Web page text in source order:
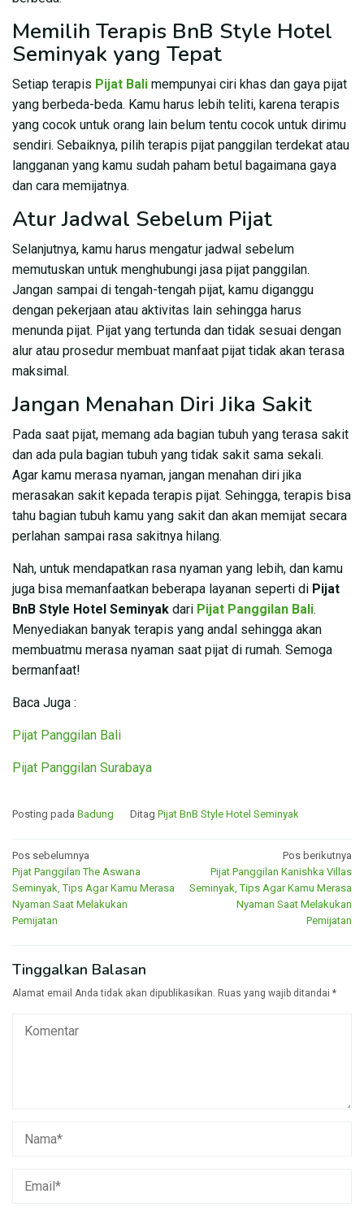
Memilih Terapis BnB Style Hotel
Seminyak yang Tepat
Setiap terapis Pijat Bali mempunyai ciri khas dan gaya pijat
yang berbeda-beda. Kamu harus lebih teliti, karena terapis
yang cocok untuk orang lain belum tentu cocok untuk dirimu
sendiri. Sebaiknya, pilih terapis pijat panggilan terdekat atau
langganan yang kamu sudah paham betul bagaimana gaya
dan cara memijatnya.
Atur Jadwal Sebelum Pijat
Selanjutnya, kamu harus mengatur jadwal sebelum
memutuskan untuk menghubungi jasa pijat panggilan.
Jangan sampai di tengah-tengah pijat, kamu diganggu
dengan pekerjaan atau aktivitas lain sehingga harus
menunda pijat. Pijat yang tertunda dan tidak sesuai dengan
alur atau prosedur membuat manfaat pijat tidak akan terasa
maksimal.
Jangan Menahan Diri Jika Sakit
Pada saat pijat, memang ada bagian tubuh yang terasa sakit
dan ada pula bagian tubuh yang tidak sakit sama sekali.
Agar kamu merasa nyaman, jangan menahan diri jika
merasakan sakit kepada terapis pijat. Sehingga, terapis bisa
tahu bagian tubuh kamu yang sakit dan akan memijat secara
perlahan sampai rasa sakitnya hilang.
Nah, untuk mendapatkan rasa nyaman yang lebih, dan kamu
juga bisa memanfaatkan beberapa layanan seperti di Pijat
BnB Style Hotel Seminyak dari Pijat Panggilan Bali.
Menyediakan banyak terapis yang andal sehingga akan
membuatmu merasa nyaman saat pijat di rumah. Semoga
bermanfaat!
Baca Juga :
Pijat Panggilan Bali
Pijat Panggilan Surabaya
Posting pada Badung Ditag Pijat BnB Style Hotel Seminyak
Navigasi
pos
Pos sebelumnya
Pijat Panggilan The Aswana
Seminyak, Tips Agar Kamu Merasa
Nyaman Saat Melakukan
Pemijatan
Pos berikutnya
Pijat Panggilan Kanishka Villas
Seminyak, Tips Agar Kamu Merasa
Nyaman Saat Melakukan
Pemijatan
Tinggalkan Balasan
Alamat email Anda tidak akan dipublikasikan. Ruas yang wajib ditandai *